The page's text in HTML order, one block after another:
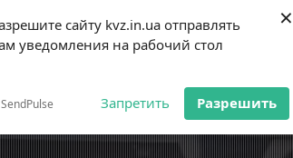
сайту kvz.in.ua отправлять
уведомления на рабочий стол
Запретить Разрешить
×
Продукция
Ошибки при покупке и установке